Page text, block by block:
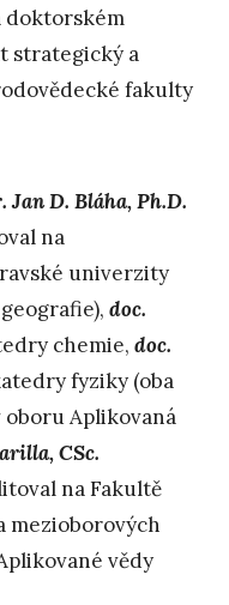
doktorském
strategický a
fakulty
Jan D. Bláha, Ph.D.
na
univerzity
doc.
chemie, doc.
fyziky (oba
Aplikovaná
CSc.
na Fakultě
mezioborových
vědy